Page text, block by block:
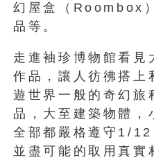
幻屋盒（Roombox
品等。
走進袖珍博物館看見
作品，讓人彷彿搭上
遊世界一般的奇幻旅
品，大至建築物體，
全部都嚴格遵守1/12
並盡可能的取用真